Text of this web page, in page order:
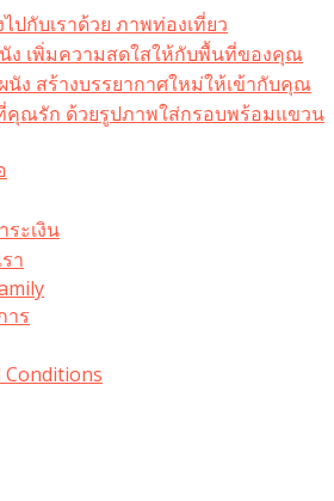
ปกับเราด้วย ภาพท่องเที่ยว
ง เพิ่มความสดใสให้กับพื้นที่ของคุณ
นัง สร้างบรรยากาศใหม่ให้เข้ากับคุณ
คุณรัก ด้วยรูปภาพใส่กรอบพร้อมแขวน​
ะเงิน
า
าร
Conditions